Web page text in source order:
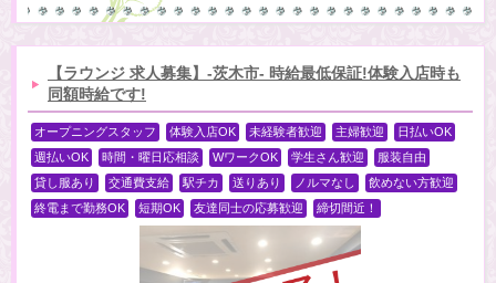
【ラウンジ 求人募集】-茨木市- 時給最低保証!体験入店時も
同額時給です!
オープニングスタッフ 体験入店OK 未経験者歓迎 主婦歓迎
日払いOK
週払いOK
時間・曜日応相談 WワークOK 学生さん歓迎
服装自由
貸し服あり
交通費支給 駅チカ 送りあり ノルマなし
飲めない方歓迎
終電まで勤務OK
短期OK 友達同士の応募歓迎 締切間近！